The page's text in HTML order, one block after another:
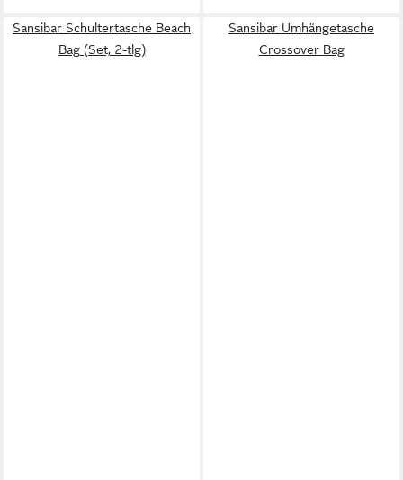
Sansibar Schultertasche Beach
Bag (Set, 2-tlg)
Sansibar Umhängetasche
Crossover Bag